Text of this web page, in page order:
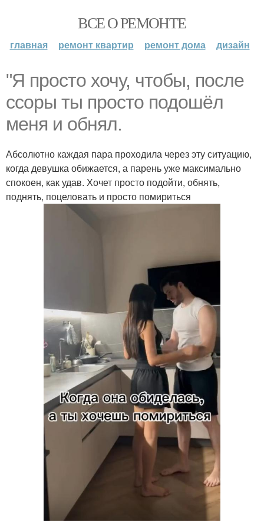
ВСЕ О РЕМОНТЕ
главная ремонт квартир ремонт дома дизайн
"Я просто хочу, чтобы, после
ссоры ты просто подошёл
меня и обнял.
Абсолютно каждая пара проходила через эту ситуацию,
когда девушка обижается, а парень уже максимально
спокоен, как удав. Хочет просто подойти, обнять,
поднять, поцеловать и просто помириться